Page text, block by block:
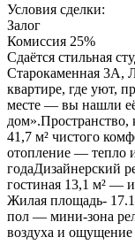
Условия сделки:
Залог
Комиссия 25%
Сдаётся стильная
Старокаменная 3А,
квартире, где уют,
месте — вы нашли
41,7 м² чистого
отопление — тепло
годаДизайнерский
гостиная 13,1 м² —
Жилая площадь-
пол — мини-зона
воздуха и